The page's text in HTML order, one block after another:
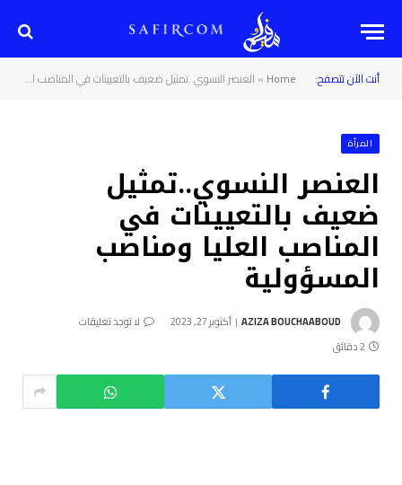
أنت الآن تتصفح: Home
» العنصر النسوي..تمثيل ضعيف بالتعيينات في المناصب العليا ومناصب المسؤولية
المرأة
العنصر النسوي..تمثيل
ضعيف بالتعيينات في
المناصب العليا ومناصب
المسؤولية
AZIZA BOUCHAABOUD أكتوبر 27, 2023
لا توجد تعليقات
2 دقائق